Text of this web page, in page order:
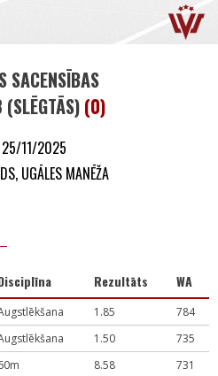
SACENSĪBAS
(0)
11/2025
UGĀLES MANĒŽA
Rezultāts WA
1.85
784
1.50
735
8.58
731